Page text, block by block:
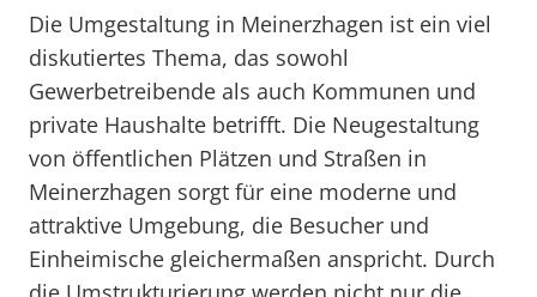
Die Umgestaltung in Meinerzhagen ist ein viel
diskutiertes Thema, das sowohl
Gewerbetreibende als auch Kommunen und
private Haushalte betrifft. Die Neugestaltung
von öffentlichen Plätzen und Straßen in
Meinerzhagen sorgt für eine moderne und
attraktive Umgebung, die Besucher und
Einheimische gleichermaßen anspricht. Durch